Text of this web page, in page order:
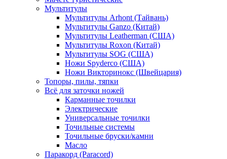
Мультитулы
Мультитулы Arhont (Тайвань)
Мультитулы Ganzo (Китай)
Мультитулы Leatherman (США)
Мультитулы Roxon (Китай)
Мультитулы SOG (США)
Ножи Spyderco (США)
Ножи Викторинокс (Швейцария)
Топоры, пилы, тяпки
Всё для заточки ножей
Карманные точилки
Электрические
Универсальные точилки
Точильные системы
Точильные бруски/камни
Масло
Паракорд (Paracord)